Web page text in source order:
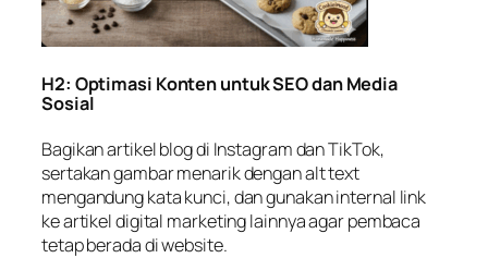
H2: Optimasi Konten untuk SEO dan Media
Sosial
Bagikan artikel blog di Instagram dan TikTok,
sertakan gambar menarik dengan alt text
mengandung kata kunci, dan gunakan internal link
keartikel digital marketing lainnyaagar pembaca
tetap berada di website.